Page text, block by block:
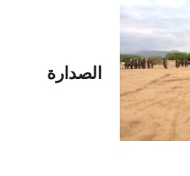
الصدارة